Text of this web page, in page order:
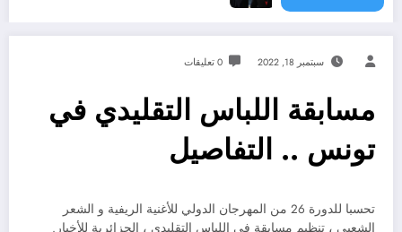
سبتمبر 18, 2022 0 تعليقات
مسابقة اللباس التقليدي في
تونس .. التفاصيل
تحسبا للدورة 26 من المهرجان الدولي للأغنية الريفية و الشعر
الشعبي ، تنظيم مسابقة في اللباس التقليدي ، الجزائرية للأخبار.